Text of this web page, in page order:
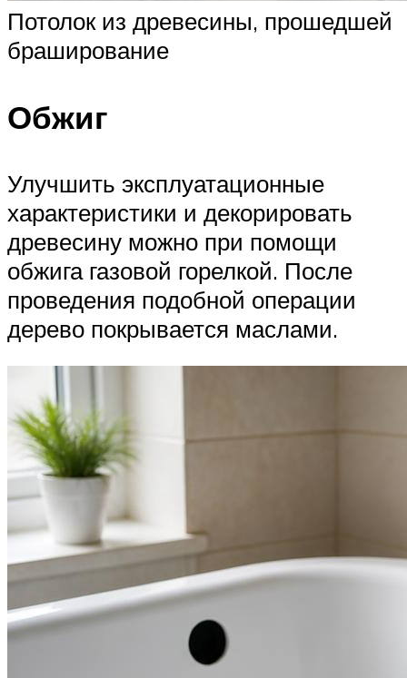
Потолок из древесины, прошедшей
браширование
Обжиг
Улучшить эксплуатационные
характеристики и декорировать
древесину можно при помощи
обжига газовой горелкой. После
проведения подобной операции
дерево покрывается маслами.